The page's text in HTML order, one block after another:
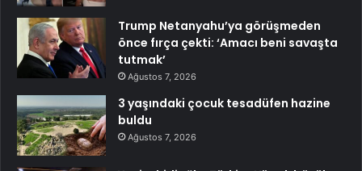
Trump Netanyahu’ya görüşmeden
önce fırça çekti: ‘Amacı beni savaşta
tutmak’
Ağustos 7, 2026
3 yaşındaki çocuk tesadüfen hazine
buldu
Ağustos 7, 2026